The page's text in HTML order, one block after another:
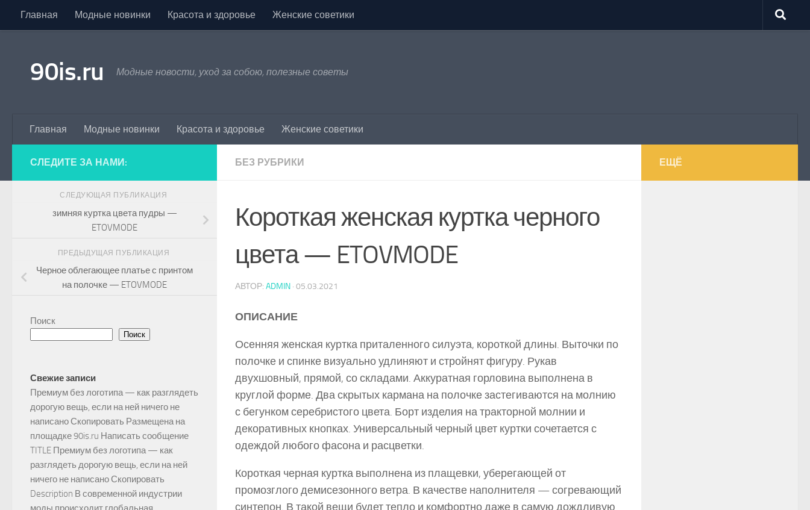
Skip to content
Главная Модные новинки Красота и здоровье Женские советики
90is.ru Модные новости, уход за собою, полезные советы
Главная Модные новинки Красота и здоровье Женские советики
БЕЗ РУБРИКИ
Короткая женская куртка черного
цвета — ETOVMODE
АВТОР: ADMIN · 05.03.2021
ОПИСАНИЕ
Осенняя женская куртка приталенного силуэта, короткой длины. Выточки по
полочке и спинке визуально удлиняют и стройнят фигуру. Рукав
двухшовный, прямой, со складами. Аккуратная горловина выполнена в
круглой форме. Два скрытых кармана на полочке застегиваются на молнию
с бегунком серебристого цвета. Борт изделия на тракторной молнии и
декоративных кнопках. Универсальный черный цвет куртки сочетается с
одеждой любого фасона и расцветки.
Короткая черная куртка выполнена из плащевки, уберегающей от
промозглого демисезонного ветра. В качестве наполнителя — согревающий
синтепон. В такой вещи будет тепло и комфортно даже в самую дождливую
СЛЕДИТЕ ЗА НАМИ:
СЛЕДУЮЩАЯ ПУБЛИКАЦИЯ
зимняя куртка цвета пудры —
ETOVMODE
ПРЕДЫДУЩАЯ ПУБЛИКАЦИЯ
Черное облегающее платье с принтом
на полочке — ETOVMODE
Поиск
Поиск
Свежие записи
Премиум без логотипа — как разглядеть
дорогую вещь, если на ней ничего не
написано Скопировать Размещена на
площадке 90is.ru Написать сообщение
TITLE Премиум без логотипа — как
разглядеть дорогую вещь, если на ней
ничего не написано Скопировать
Description В современной индустрии
ЕЩЁ